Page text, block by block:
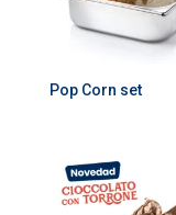
Pop Corn set